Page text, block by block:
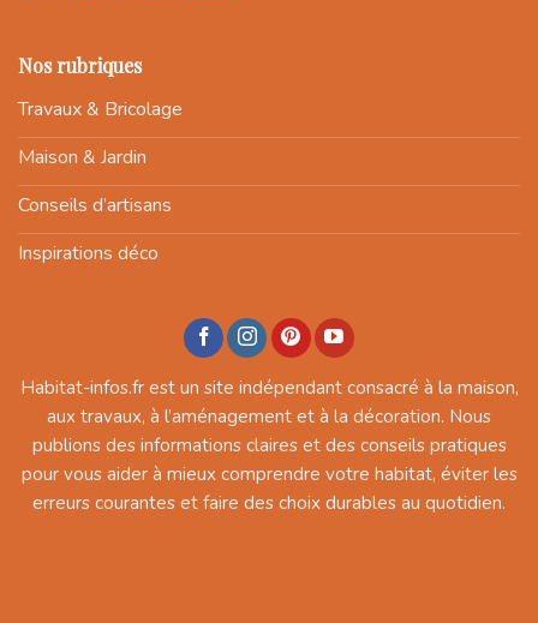
Nos rubriques
Travaux & Bricolage
Maison & Jardin
Conseils d’artisans
Inspirations déco
Habitat-infos.fr est un site indépendant consacré à la maison,
aux travaux, à l’aménagement et à la décoration. Nous
publions des informations claires et des conseils pratiques
pour vous aider à mieux comprendre votre habitat, éviter les
erreurs courantes et faire des choix durables au quotidien.